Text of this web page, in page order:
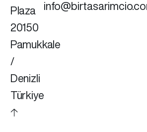
Plaza
20150
Pamukkale
/
Denizli
Türkiye
🡡